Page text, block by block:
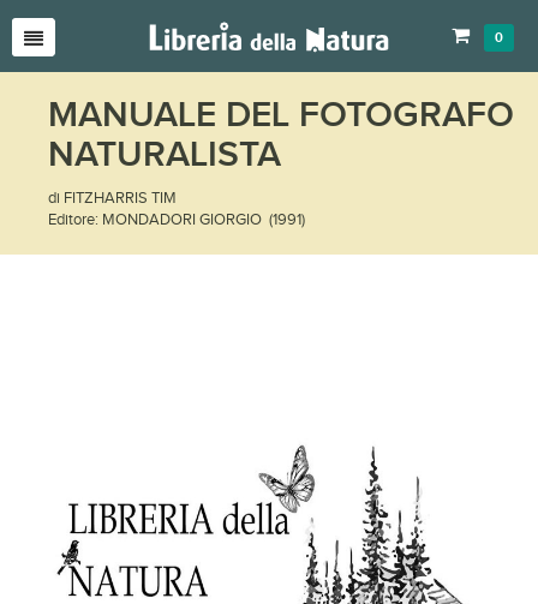
0
MANUALE DEL FOTOGRAFO
NATURALISTA
di FITZHARRIS TIM
Editore: MONDADORI GIORGIO (1991)